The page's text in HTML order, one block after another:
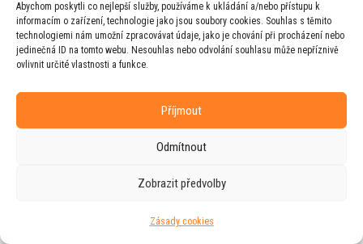
Abychom poskytli co nejlepší služby, používáme k ukládání a/nebo přístupu k
informacím o zařízení, technologie jako jsou soubory cookies. Souhlas s těmito
technologiemi nám umožní zpracovávat údaje, jako je chování při procházení nebo
jedinečná ID na tomto webu. Nesouhlas nebo odvolání souhlasu může nepříznivě
ovlivnit určité vlastnosti a funkce.
Příjmout
Odmítnout
Zobrazit předvolby
Zásady cookies
Horeckého
Web vytvořila firmaRUDIve spolupráci s
agenturou